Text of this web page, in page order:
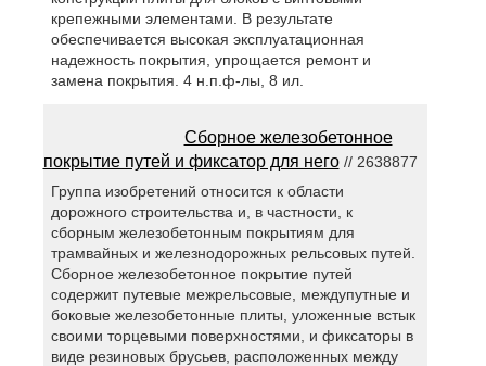
крепежными элементами. В результате
обеспечивается высокая эксплуатационная
надежность покрытия, упрощается ремонт и
замена покрытия. 4 н.п.ф-лы, 8 ил.
Сборное железобетонное
покрытие путей и фиксатор для него// 2638877
Группа изобретений относится к области
дорожного строительства и, в частности, к
сборным железобетонным покрытиям для
трамвайных и железнодорожных рельсовых путей.
Сборное железобетонное покрытие путей
содержит путевые межрельсовые, междупутные и
боковые железобетонные плиты, уложенные встык
своими торцевыми поверхностями, и фиксаторы в
виде резиновых брусьев, расположенных между